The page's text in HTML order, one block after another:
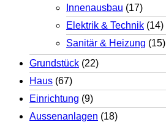
Innenausbau (17)
Elektrik & Technik (14)
Sanitär & Heizung (15)
Grundstück (22)
Haus (67)
Einrichtung (9)
Aussenanlagen (18)